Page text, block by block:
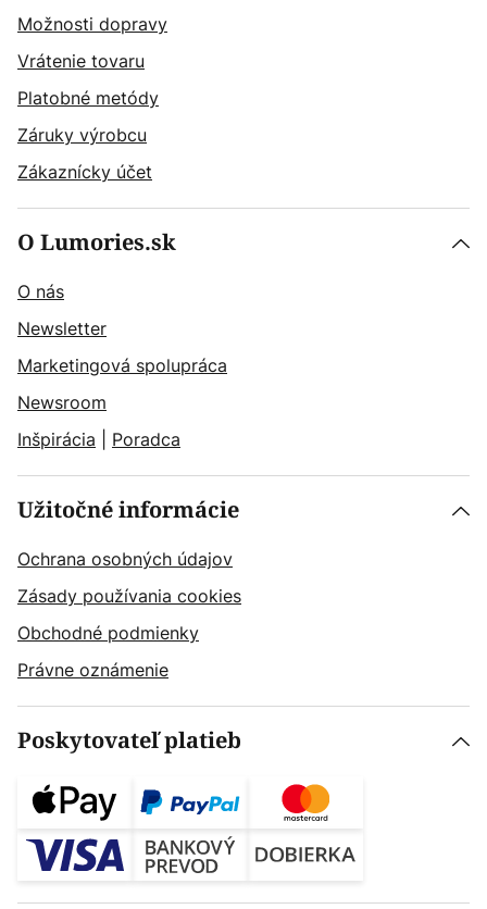
Možnosti dopravy
Vrátenie tovaru
Platobné metódy
Záruky výrobcu
Zákaznícky účet
O Lumories.sk
O nás
Newsletter
Marketingová spolupráca
Newsroom
Inšpirácia
Poradca
Užitočné informácie
Ochrana osobných údajov
Zásady používania cookies
Obchodné podmienky
Právne oznámenie
Poskytovateľ platieb